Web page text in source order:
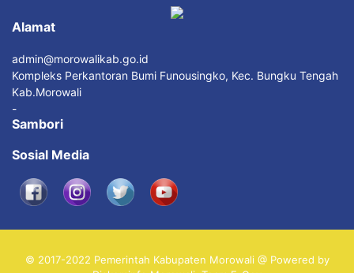
Alamat
admin@morowalikab.go.id
Kompleks Perkantoran Bumi Funousingko, Kec. Bungku Tengah
Kab.Morowali
-
Sambori
Sosial Media
© 2017-2022 Pemerintah Kabupaten Morowali @ Powered by